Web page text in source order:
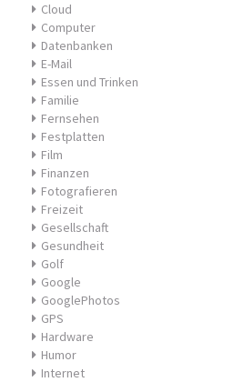
Cloud
Computer
Datenbanken
E-Mail
Essen und Trinken
Familie
Fernsehen
Festplatten
Film
Finanzen
Fotografieren
Freizeit
Gesellschaft
Gesundheit
Golf
Google
GooglePhotos
GPS
Hardware
Humor
Internet